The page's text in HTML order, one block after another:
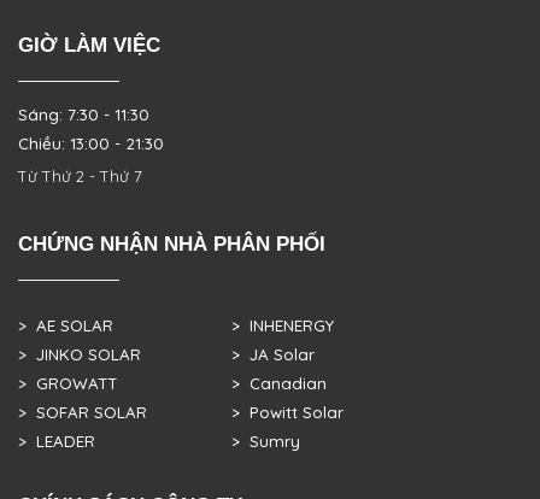
GIỜ LÀM VIỆC
Sáng: 7:30 - 11:30
Chiều: 13:00 - 21:30
Từ Thứ 2 - Thứ 7
CHỨNG NHẬN NHÀ PHÂN PHỐI
> AE SOLAR
> JINKO SOLAR
> GROWATT
> SOFAR SOLAR
> LEADER
> INHENERGY
> JA Solar
> Canadian
> Powitt Solar
> Sumry